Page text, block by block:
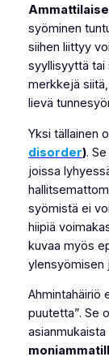
syöminen
siihen liittyy
syyllisyyttä tai
merkkejä
lievä
Yksi tällainen
disorder).
joissa
syömistä ei
hiipiä
kuvaa myös
ylensyömisen
Ahmintahäiriö
puutetta”. Se
asianmukaista
moni